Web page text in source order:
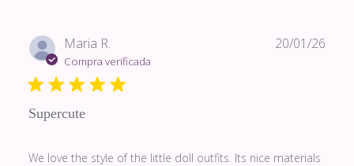
Maria R.
Compra verificada
Supercute
We love the style of the little doll outfits. Its nice materials
20/01/26